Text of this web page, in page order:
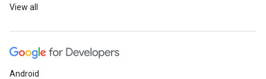
View all
Android